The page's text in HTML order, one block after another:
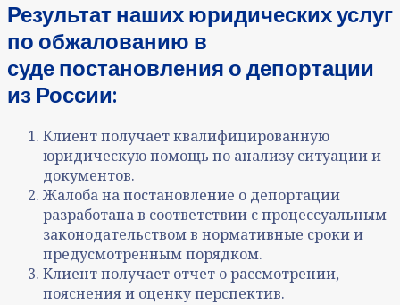
Результат наших юридических услуг
по обжалованию в
суде постановления о депортации
из России:
Клиент получает квалифицированную
юридическую помощь по анализу ситуации и
документов.
Жалоба на постановление о депортации
разработана в соответствии с процессуальным
законодательствомв нормативные срокии
предусмотренным порядком.
Клиент получает отчет о рассмотрении,
пояснения и оценку перспектив.